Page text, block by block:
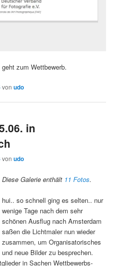
zum Wettbewerb.
vonudo
in
vonudo
Diese Galerie enthält 11 Fotos.
hui.. so schnell ging es selten.. nur
wenige Tage nach dem sehr
schönen Ausflug nach Amsterdam
saßen die Lichtmaler nun wieder
zusammen, um Organisatorisches
und neue Bilder zu besprechen.
in Sachen Wettbewerbs-